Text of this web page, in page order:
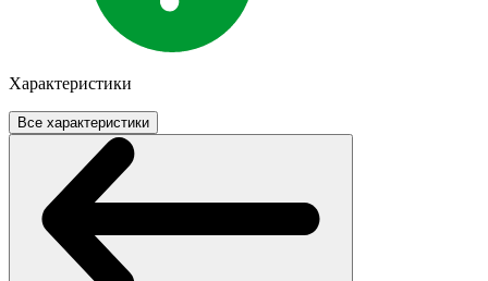
Характеристики
Все характеристики